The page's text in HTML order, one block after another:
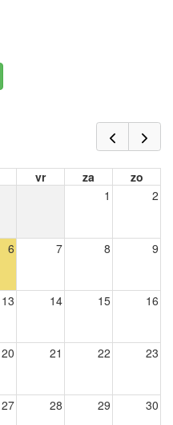
vr za
zo
1
2
6 7 8 9
13 14 15 16
20 21 22 23
27 28 29 30